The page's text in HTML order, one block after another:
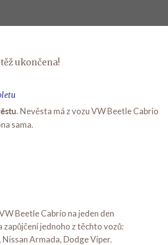
ukončena!
. Nevěsta má z vozu VW Beetle Cabrio
sama.
Beetle Cabrio na jeden den
zapůjčení jednoho z těchto vozů:
Armada, Dodge Viper.